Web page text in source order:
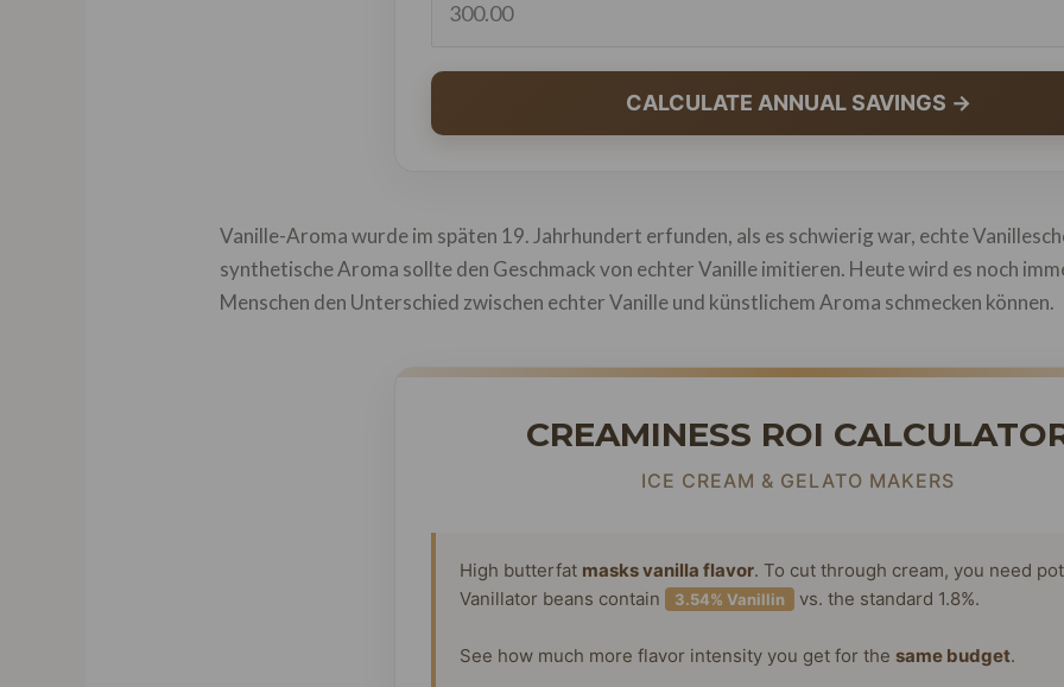
CALCULATE ANNUAL SAVINGS →
Vanille-Aroma wurde im späten 19. Jahrhundert erfunden, als es schwierig war, echte
synthetische Aroma sollte den Geschmack von echter Vanille imitieren. Heute wird es noch
Menschen den Unterschied zwischen echter Vanille und künstlichem Aroma schmecken können.
CREAMINESS ROI
ICE CREAM & GELATO MAKERS
High butterfat masks vanilla flavor. To cut through cream, you need
Vanillator beans contain
3.54% Vanillin vs. the standard 1.8%.
See how much more flavor intensity you get for the same budget.